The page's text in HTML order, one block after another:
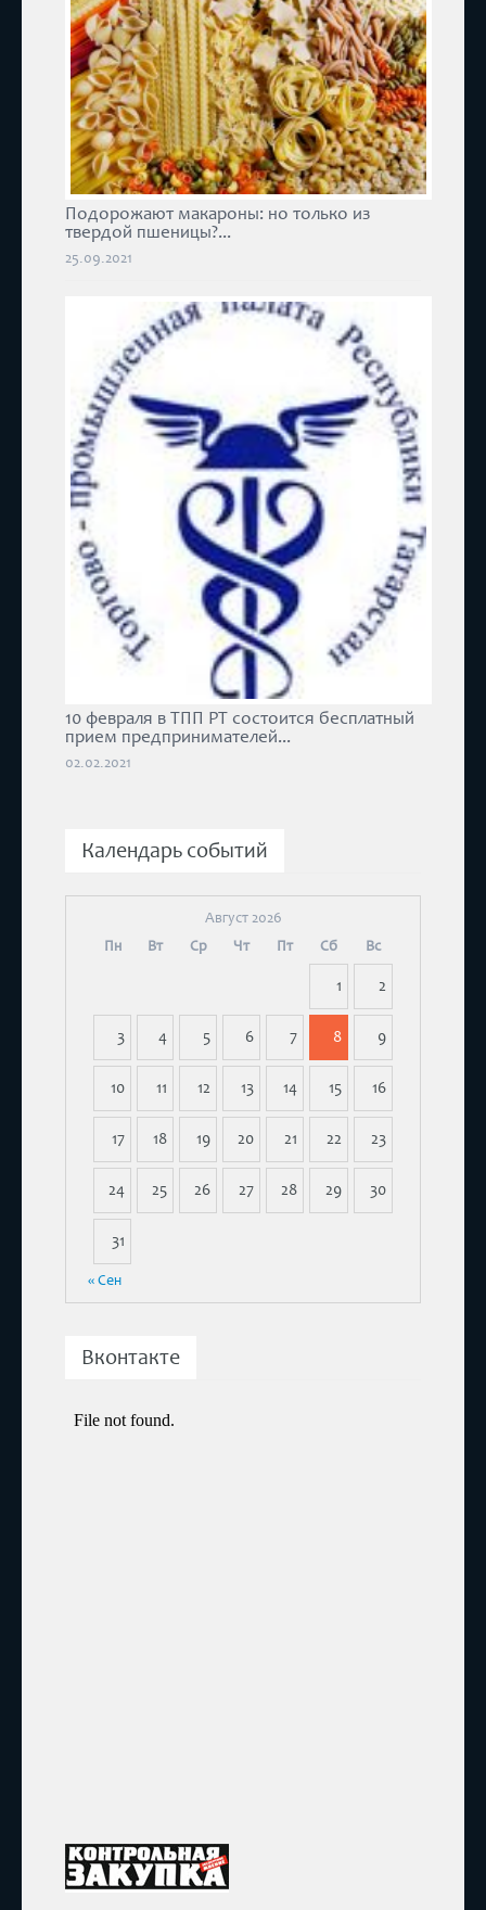
Подорожают макароны: но только из
твердой пшеницы?...
25.09.2021
10 февраля в ТПП РТ состоится бесплатный
прием предпринимателей...
02.02.2021
Календарь событий
Август 2026
Пн
Вт Ср Чт Пт Сб Вс
1 2
3 4 5 6 7 8 9
10 11 12 13 14 15 16
17 18 19 20 21 22 23
24 25 26 27 28 29 30
31
« Сен
Вконтакте